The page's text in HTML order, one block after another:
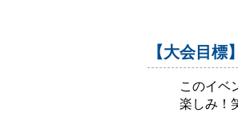
【大会目標
このイベ
楽しみ！